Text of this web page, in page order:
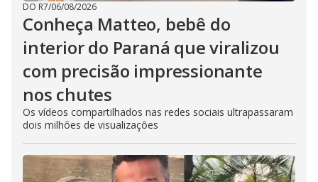
DO R7/06/08/2026
Conheça Matteo, bebê do
interior do Paraná que viralizou
com precisão impressionante
nos chutes
Os vídeos compartilhados nas redes sociais ultrapassaram
dois milhões de visualizações